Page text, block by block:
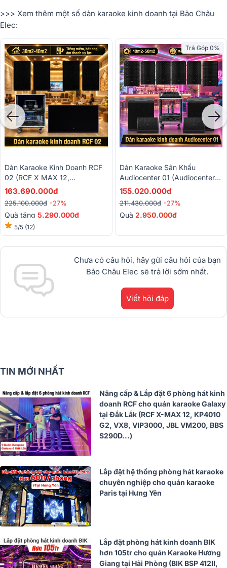
>>> Xem thêm một số dàn karaoke kinh doanh tại Bảo Châu
Elec:
Dàn Karaoke Kinh Doanh RCF
02 (RCF X MAX 12,
Audiocenter PD800, Alto
BS9800)
163.690.000đ
225.100.000đ -27%
Quà tặng 5.290.000đ
5/5 (12)
Trả Góp 0%
Dàn Karaoke Sân Khấu
Audiocenter 01 (Audiocenter
MA15+, MA12+, S3118A, Alto
155.020.000đ
211.430.000đ -27%
Quà 2.950.000đ
Chưa có câu hỏi, hãy gửi câu hỏi của bạn
Bảo Châu Elec sẽ trả lời sớm nhất.
Viết hỏi đáp
TIN MỚI NHẤT
Nâng cấp & Lắp đặt 6 phòng hát kinh
doanh RCF cho quán karaoke Galaxy
tại Đắk Lắk (RCF X-MAX 12, KP4010
G2, VX8, VIP3000, JBL VM200, BBS
S290D...)
Lắp đặt hệ thống phòng hát karaoke
chuyên nghiệp cho quán karaoke
Paris tại Hưng Yên
Lắp đặt phòng hát kinh doanh BIK
hơn 105tr cho quán Karaoke Hương
Giang tại Hải Phòng (BIK BSP 412II,